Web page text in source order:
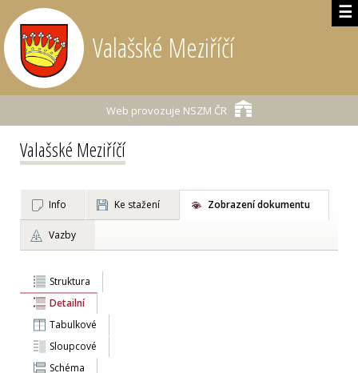
☰
Valašské Meziříčí
Web provozuje NSZM ČR
Valašské Meziříčí
Info Ke stažení Zobrazení dokumentu
Vazby
Struktura
Detailní
Tabulkové
Sloupcové
Schéma